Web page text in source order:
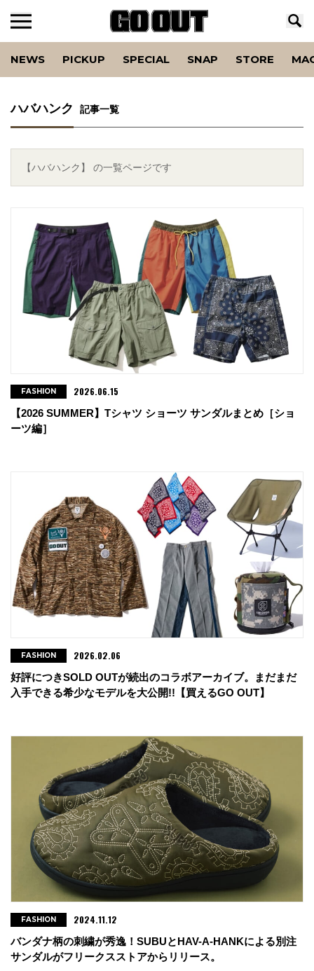
NEWS PICKUP SPECIAL SNAP STORE
ハバハンク 記事一覧
【ハバハンク】 の一覧ページです
【2026 SUMMER】Tシャツ ショーツ サンダルまとめ［ショ
ーツ編］
FASHION 2026.06.15
好評につきSOLD OUTが続出のコラボアーカイブ。まだまだ
入手できる希少なモデルを大公開!!【買えるGO OUT】
FASHION 2026.02.06
バンダナ柄の刺繍が秀逸！SUBUとHAV-A-HANKによる別注
サンダルがフリークスストアからリリース。
FASHION 2024.11.12